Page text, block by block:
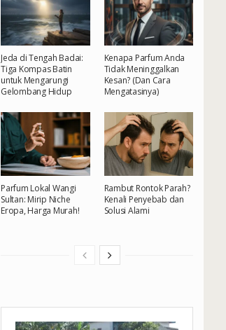
Jeda di Tengah Badai:
Tiga Kompas Batin
untuk Mengarungi
Gelombang Hidup
Kenapa Parfum Anda
Tidak Meninggalkan
Kesan? (Dan Cara
Mengatasinya)
Parfum Lokal Wangi
Sultan: Mirip Niche
Eropa, Harga Murah!
Rambut Rontok Parah?
Kenali Penyebab dan
Solusi Alami